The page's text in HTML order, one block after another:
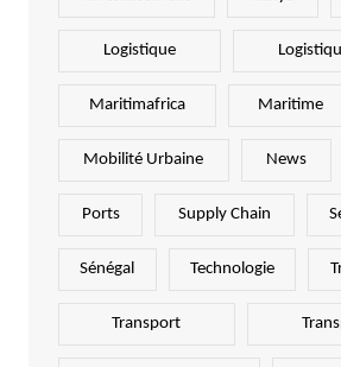
Logistique
Maritimafrica Maritime
Mobilité Urbaine News
Ports Supply Chain
Sénégal Technologie
Transport